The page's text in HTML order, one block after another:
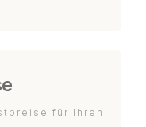
für Ihren